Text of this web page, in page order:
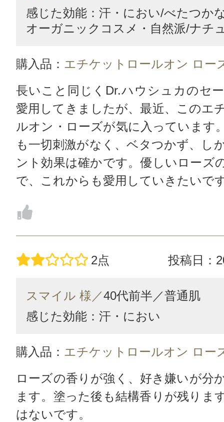
感じた効能：汗・におい/べたつか
オーガニックコスメ・自然派/ナチ
購入品： エチケットロールオン ロー
長いこと同じくDr.ハウシュカのセ
愛用してきましたが、最近、このエ
ルオン・ローズが気に入っています
も一切刺激がなく、ベタつかず、し
ント効果は確かです。優しいローズ
で、これからも愛用していきたいで
2点 投稿日：
スマイル 様／40代前半／普通肌
感じた効能：汗・におい
購入品： エチケットロールオン ロー
ローズの香りが強く、好き嫌いが分
ます。塗った後も結構香りが残りま
はないです。